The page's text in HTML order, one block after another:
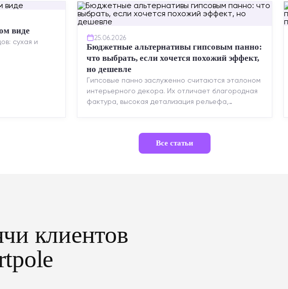
виде
сухая и
25.06.2026
Бюджетные альтернативы гипсовым панно:
что выбрать, если хочется похожий эффект,
но дешевле
Гипсовые панно заслуженно считаются эталоном
интерьерного декора. Их отличает благородная
фактура, высокая детализация рельефа,
Все статьи
клиентов